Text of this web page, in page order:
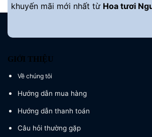
khuyến mãi mới nhất từ Hoa tươi
GIỚI THIỆU
Về chúng tôi
Hướng dẫn mua hàng
Hướng dẫn thanh toán
Câu hỏi thường gặp